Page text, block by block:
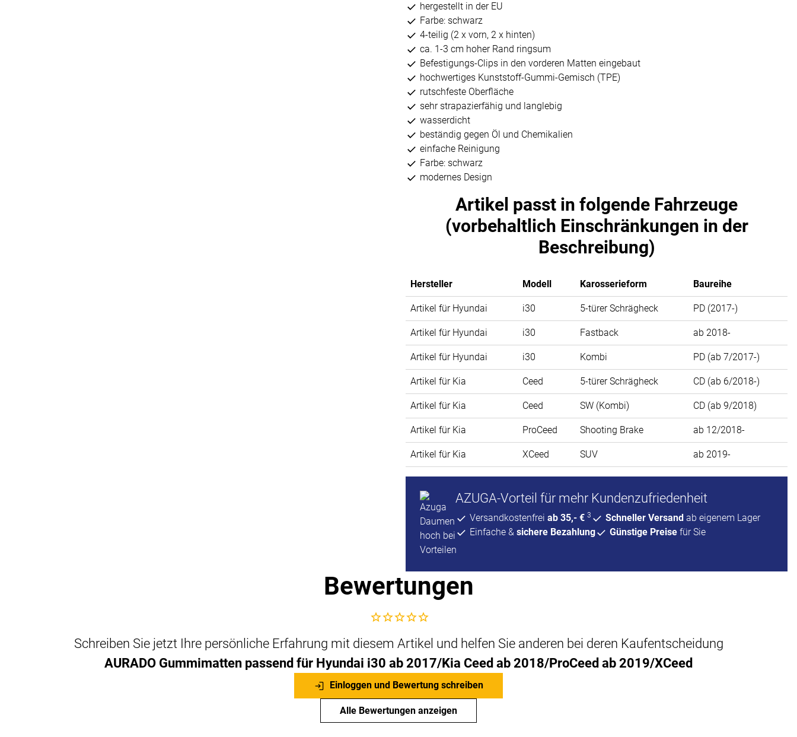
hergestellt in der EU
Farbe: schwarz
4-teilig (2 x vorn, 2 x hinten)
ca. 1-3 cm hoher Rand ringsum
Befestigungs-Clips in den vorderen Matten eingebaut
hochwertiges Kunststoff-Gummi-Gemisch (TPE)
rutschfeste Oberfläche
sehr strapazierfähig und langlebig
wasserdicht
beständig gegen Öl und Chemikalien
einfache Reinigung
Farbe: schwarz
modernes Design
Artikel passt in folgende Fahrzeuge
(vorbehaltlich Einschränkungen in der
Beschreibung)
Hersteller Modell Karosserieform Baureihe
Artikel für Hyundai i30 5-türer Schrägheck PD (2017-)
Artikel für Hyundai i30 Fastback ab 2018-
Artikel für Hyundai i30 Kombi PD (ab 7/2017-)
Artikel für Kia Ceed 5-türer Schrägheck CD (ab 6/2018-)
Artikel für Kia Ceed SW (Kombi) CD (ab 9/2018)
Artikel für Kia ProCeed Shooting Brake ab 12/2018-
Artikel für Kia XCeed SUV ab 2019-
AZUGA-Vorteil für mehr Kundenzufriedenheit
Versandkostenfrei ab 35,- € 3 Schneller Versand ab eigenem Lager
Einfache & sichere Bezahlung Günstige Preise für Sie
Bewertungen
Noch keine Bewertungen abgegeben
Schreiben Sie jetzt Ihre persönliche Erfahrung mit diesem Artikel und helfen Sie anderen bei deren Kaufentscheidung
AURADO Gummimatten passend für Hyundai i30 ab 2017/Kia Ceed ab 2018/ProCeed ab 2019/XCeed
Einloggen und Bewertung schreiben
Alle Bewertungen anzeigen